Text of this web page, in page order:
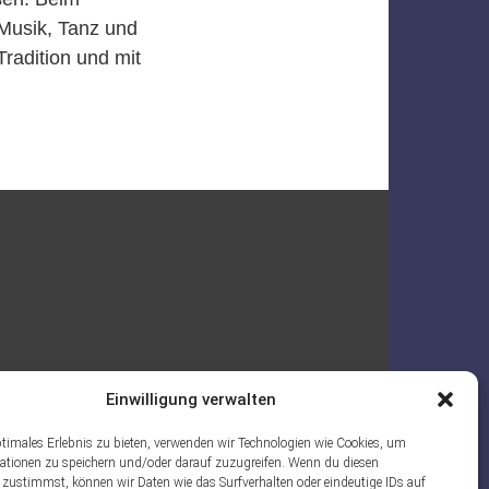
Einwilligung verwalten
Erlebnis zu bieten, verwenden wir Technologien wie Cookies, um
zu speichern und/oder darauf zuzugreifen. Wenn du diesen
zustimmst, können wir Daten wie das Surfverhalten oder eindeutige IDs auf
Tanz und
und mit